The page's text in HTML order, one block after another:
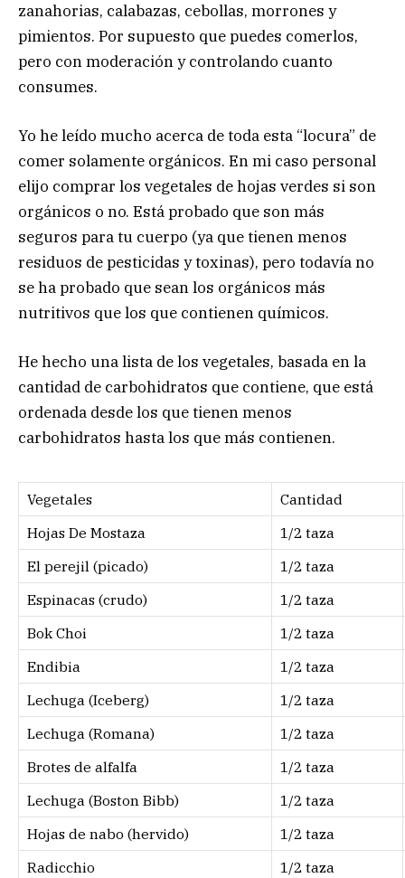
zanahorias, calabazas, cebollas, morrones y
pimientos. Por supuesto que puedes comerlos,
pero con moderación y controlando cuanto
consumes.
Yo he leído mucho acerca de toda esta “locura” de
comer solamente orgánicos. En mi caso personal
elijo comprar los vegetales de hojas verdes si son
orgánicos o no. Está probado que son más
seguros para tu cuerpo (ya que tienen menos
residuos de pesticidas y toxinas), pero todavía no
se ha probado que sean los orgánicos más
nutritivos que los que contienen químicos.
He hecho una lista de los vegetales, basada en la
cantidad de carbohidratos que contiene, que está
ordenada desde los que tienen menos
carbohidratos hasta los que más contienen.
Vegetales
Cantidad
Hojas De Mostaza
1/2 taza
El perejil (picado)
1/2 taza
Espinacas (crudo)
1/2 taza
Bok Choi
1/2 taza
Endibia
1/2 taza
Lechuga (Iceberg)
1/2 taza
Lechuga (Romana)
1/2 taza
Brotes de alfalfa
1/2 taza
Lechuga (Boston Bibb)
1/2 taza
Hojas de nabo (hervido)
1/2 taza
Radicchio
1/2 taza